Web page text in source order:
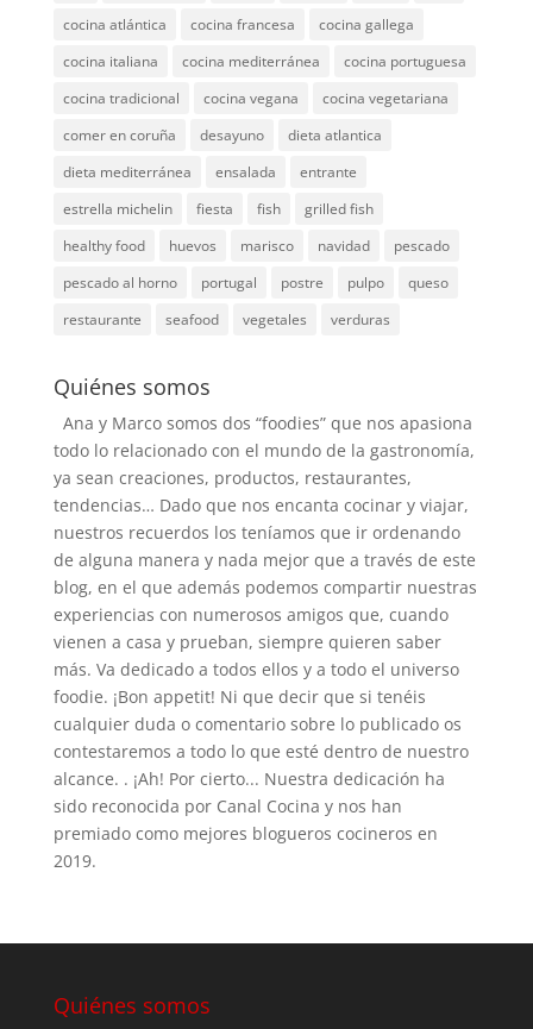
cocina atlántica
cocina francesa
cocina gallega
cocina italiana
cocina mediterránea
cocina portuguesa
cocina tradicional
cocina vegana
cocina vegetariana
comer en coruña
desayuno
dieta atlantica
dieta mediterránea
ensalada
entrante
estrella michelin
fiesta fish
grilled fish
healthy food
huevos marisco navidad
pescado
pescado al horno
portugal postre pulpo
queso
restaurante
seafood vegetales verduras
Quiénes somos
Ana y Marco somos dos “foodies” que nos apasiona
todo lo relacionado con el mundo de la gastronomía,
ya sean creaciones, productos, restaurantes,
tendencias… Dado que nos encanta cocinar y viajar,
nuestros recuerdos los teníamos que ir ordenando
de alguna manera y nada mejor que a través de este
blog, en el que además podemos compartir nuestras
experiencias con numerosos amigos que, cuando
vienen a casa y prueban, siempre quieren saber
más. Va dedicado a todos ellos y a todo el universo
foodie. ¡Bon appetit! Ni que decir que si tenéis
cualquier duda o comentario sobre lo publicado os
contestaremos a todo lo que esté dentro de nuestro
alcance. . ¡Ah! Por cierto... Nuestra dedicación ha
sido reconocida por Canal Cocina y nos han
premiado como mejores blogueros cocineros en
2019.
Quiénes somos